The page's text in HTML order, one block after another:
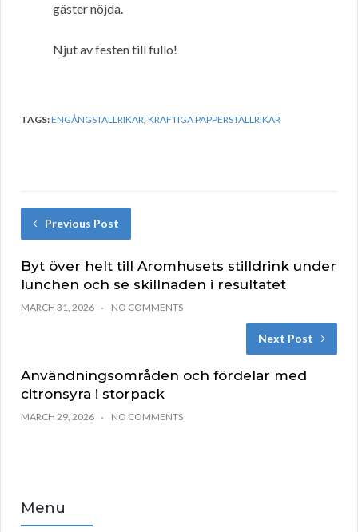
gäster nöjda.
Njut av festen till fullo!
TAGS:ENGÅNGSTALLRIKAR,KRAFTIGA PAPPERSTALLRIKAR
Previous Post
Byt över helt till Aromhusets stilldrink under
lunchen och se skillnaden i resultatet
MARCH 31, 2026 NO COMMENTS
Next Post
Användningsområden och fördelar med
citronsyra i storpack
MARCH 29, 2026 NO COMMENTS
Menu